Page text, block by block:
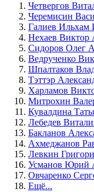
Четвергов
Черемисин
Галиев Ильхам
Нехаев Виктор
Сидоров Олег
Ведрученко
Шпалтаков
Тэттэр
Харламов
Митрохин
Кувалдина
Лебедев
Бакланов
Ахмеджанов
Левкин
Усманов Юрий
Овчаренко
Ещё...